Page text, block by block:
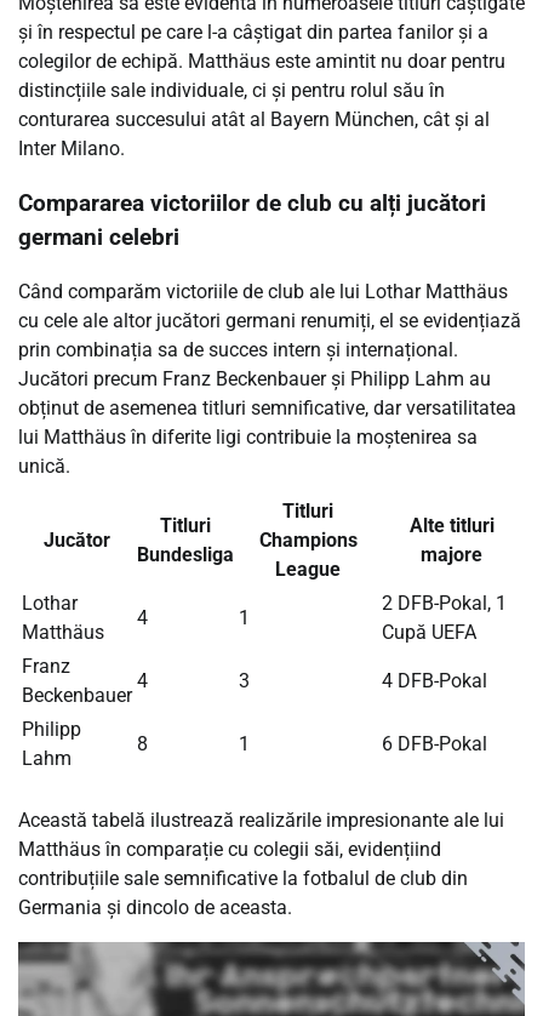
și în respectul pe care l-a câștigat din partea fanilor și a
colegilor de echipă. Matthäus este amintit nu doar pentru
distincțiile sale individuale, ci și pentru rolul său în
conturarea succesului atât al Bayern München, cât și al
Inter Milano.
Compararea victoriilor de club cu alți jucători
germani celebri
Când comparăm victoriile de club ale lui Lothar Matthäus
cu cele ale altor jucători germani renumiți, el se evidențiază
prin combinația sa de succes intern și internațional.
Jucători precum Franz Beckenbauer și Philipp Lahm au
obținut de asemenea titluri semnificative, dar versatilitatea
lui Matthäus în diferite ligi contribuie la moștenirea sa
unică.
Jucător
Titluri
Bundesliga
Titluri
Champions
League
Alte titluri
majore
Lothar
Matthäus
4 1
2 DFB-Pokal, 1
Cupă UEFA
Franz
Beckenbauer
4 3 4 DFB-Pokal
Philipp
Lahm
8 1 6 DFB-Pokal
Această tabelă ilustrează realizările impresionante ale lui
Matthäus în comparație cu colegii săi, evidențiind
contribuțiile sale semnificative la fotbalul de club din
Germania și dincolo de aceasta.